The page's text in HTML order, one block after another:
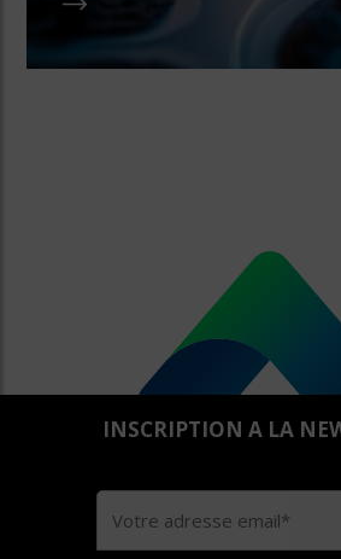
INSCRIPTION A LA